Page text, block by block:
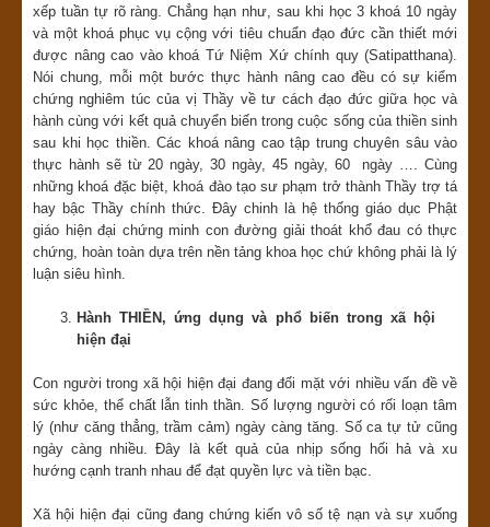
xếp tuần tự rõ ràng. Chẳng hạn như, sau khi học 3 khoá 10 ngày
và một khoá phục vụ cộng với tiêu chuẩn đạo đức cần thiết mới
được nâng cao vào khoá Tứ Niệm Xứ chính quy (Satipatthana).
Nói chung, mỗi một bước thực hành nâng cao đều có sự kiểm
chứng nghiêm túc của vị Thầy về tư cách đạo đức giữa học và
hành cùng với kết quả chuyển biến trong cuộc sống của thiền sinh
sau khi học thiền. Các khoá nâng cao tập trung chuyên sâu vào
thực hành sẽ từ 20 ngày, 30 ngày, 45 ngày, 60 ngày …. Cùng
những khoá đặc biệt, khoá đào tạo sư phạm trở thành Thầy trợ tá
hay bậc Thầy chính thức. Đây chinh là hệ thống giáo dục Phật
giáo hiện đại chứng minh con đường giải thoát khổ đau có thực
chứng, hoàn toàn dựa trên nền tảng khoa học chứ không phải là lý
luận siêu hình.
Hành THIỀN, ứng dụng và phổ biến trong xã hội
hiện đại
Con người trong xã hội hiện đại đang đối mặt với nhiều vấn đề về
sức khỏe, thể chất lẫn tinh thần. Số lượng người có rối loạn tâm
lý (như căng thẳng, trầm cảm) ngày càng tăng. Số ca tự tử cũng
ngày càng nhiều. Đây là kết quả của nhịp sống hối hả và xu
hướng cạnh tranh nhau để đạt quyền lực và tiền bạc.
Xã hội hiện đại cũng đang chứng kiến vô số tệ nạn và sự xuống